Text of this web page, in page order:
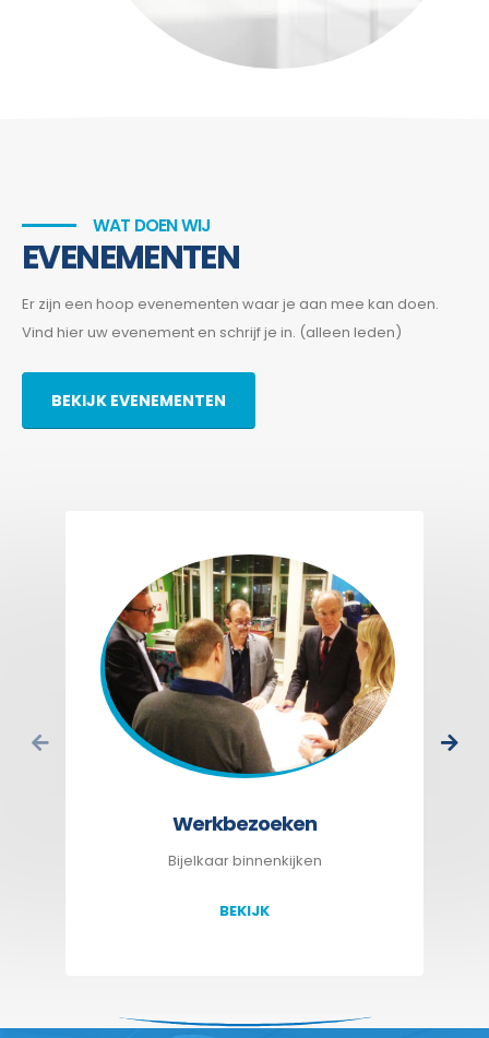
WAT DOEN WIJ
EVENEMENTEN
Er zijn een hoop evenementen waar je aan mee kan doen.
Vind hier uw evenement en schrijf je in. (alleen leden)
BEKIJK EVENEMENTEN
Werkbezoeken
Bijelkaar binnenkijken
BEKIJK